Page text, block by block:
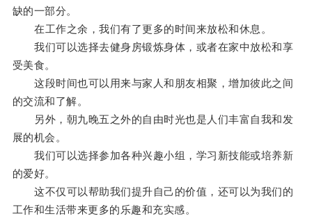
缺的一部分。
在工作之余，我们有了更多的时间来放松和休息。
我们可以选择去健身房锻炼身体，或者在家中放松和享
受美食。
这段时间也可以用来与家人和朋友相聚，增加彼此之间
的交流和了解。
另外，朝九晚五之外的自由时光也是人们丰富自我和发
展的机会。
我们可以选择参加各种兴趣小组，学习新技能或培养新
的爱好。
这不仅可以帮助我们提升自己的价值，还可以为我们的
工作和生活带来更多的乐趣和充实感。